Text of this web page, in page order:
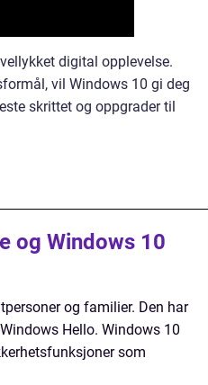
digital opplevelse.
vil Windows 10 gi deg
skrittet og oppgrader til
og Windows 10
og familier. Den har
Hello. Windows 10
som